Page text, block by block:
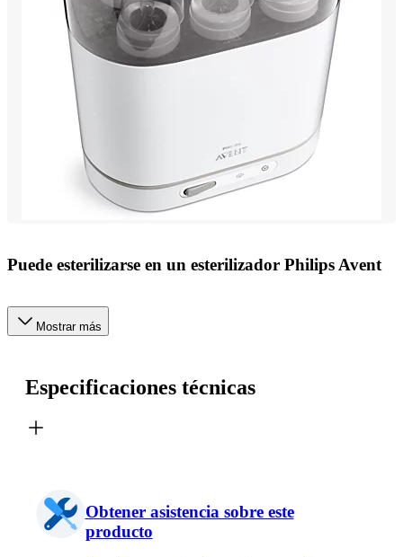
Puede esterilizarse en un esterilizador Philips Avent
Mostrar más
Especificaciones técnicas
Obtener asistencia sobre este
producto